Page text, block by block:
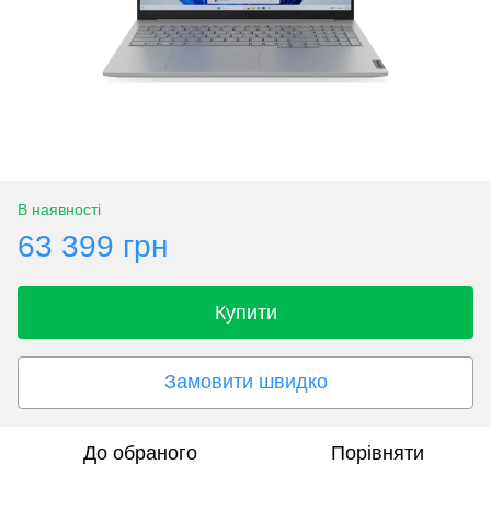
В наявності
63 399 грн
Купити
Замовити швидко
До обраного Порівняти